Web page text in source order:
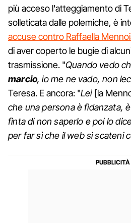
più acceso l'atteggiamento di
solleticata dalle polemiche, è
accuse contro Raffaella
di aver coperto le bugie di
trasmissione. "Quando vedo
marcio, io me ne vado, non
Teresa. E ancora: "Lei[la
che una persona è fidanzata,
finta di non saperlo e poi lo
per far sì che il web si scateni